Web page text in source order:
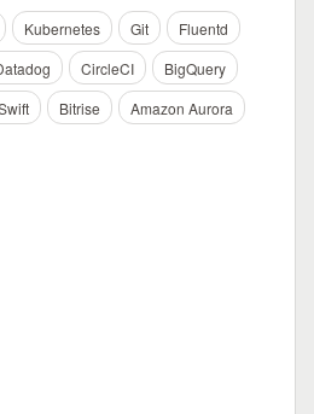
Kubernetes Git
Fluentd
CircleCI
BigQuery
Bitrise
Amazon Aurora